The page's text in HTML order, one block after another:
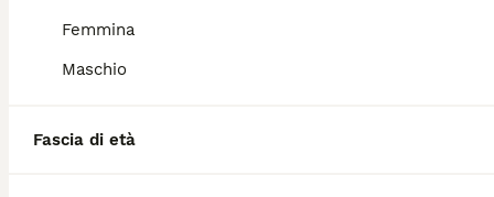
Femmina
Maschio
Fascia di età
Puli?